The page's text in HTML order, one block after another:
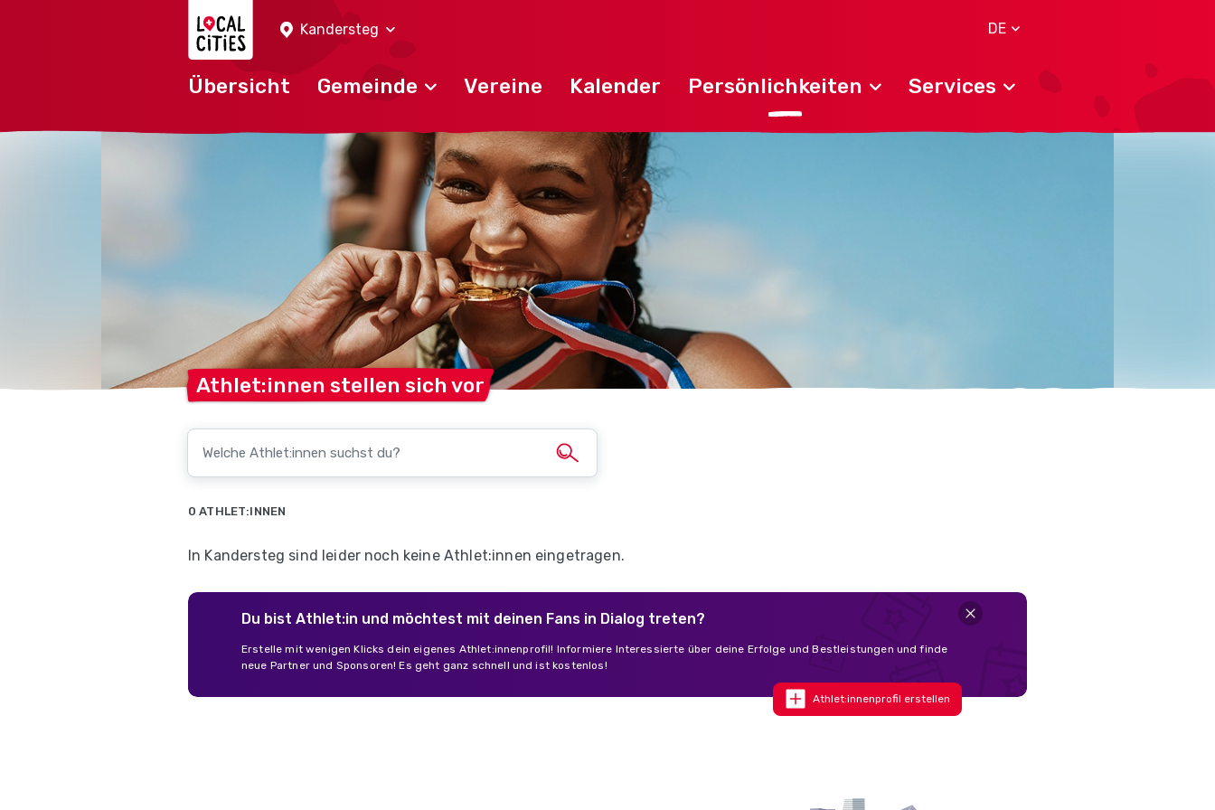
Kandersteg
DE
Übersicht Gemeinde Vereine Kalender Persönlichkeiten Services
Athlet:innen stellen sichvor
0 ATHLET:INNEN
In Kandersteg sind leider noch keine Athlet:innen eingetragen.
Du bist Athlet:in und möchtest mit deinen Fans in Dialog treten?
Erstelle mit wenigen Klicks dein eigenes Athlet:innenprofil! Informiere Interessierte über deine Erfolge und Bestleistungen und finde
neue Partner und Sponsoren! Es geht ganz schnell und ist kostenlos!
Athlet:innenprofil erstellen